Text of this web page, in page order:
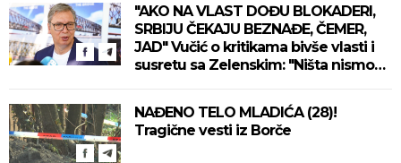
"AKO NA VLAST DOĐU BLOKADERI,
SRBIJU ČEKAJU BEZNAĐE, ČEMER,
JAD" Vučić o kritikama bivše vlasti i
susretu sa Zelenskim: "Ništa nismo
NAĐENO TELO MLADIĆA (28)!
Tragične vesti iz Borče